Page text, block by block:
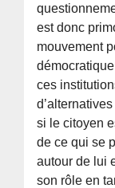
est donc
mouvement
ces
si le citoyen
de ce qui se
autour de lui
son rôle en